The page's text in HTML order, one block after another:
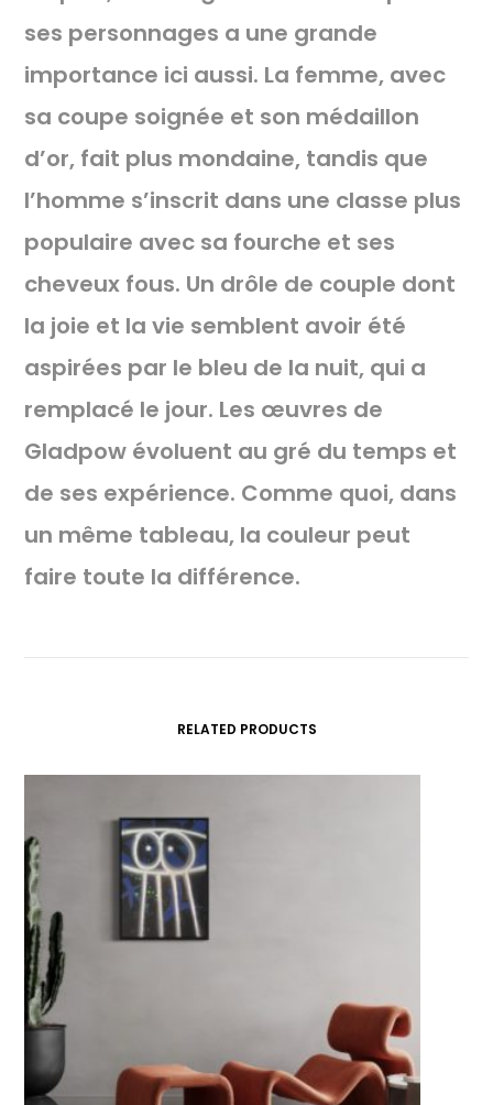
ses personnages a une grande
importance ici aussi. La femme, avec
sa coupe soignée et son médaillon
d’or, fait plus mondaine, tandis que
l’homme s’inscrit dans une classe plus
populaire avec sa fourche et ses
cheveux fous. Un drôle de couple dont
la joie et la vie semblent avoir été
aspirées par le bleu de la nuit, qui a
remplacé le jour. Les œuvres de
Gladpow évoluent au gré du temps et
de ses expérience. Comme quoi, dans
un même tableau, la couleur peut
faire toute la différence.
RELATED PRODUCTS